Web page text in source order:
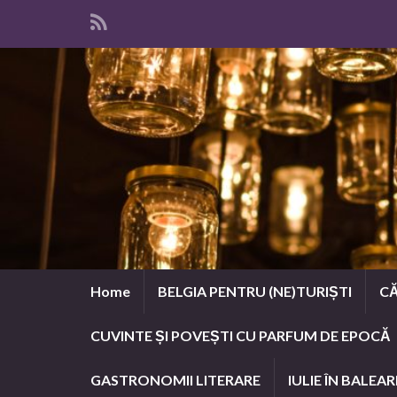
Home BELGIA PENTRU (NE)TURIȘTI
CUVINTE ȘI POVEȘTI CU PARFUM DE EPOCĂ
GASTRONOMII LITERARE IULIE ÎN